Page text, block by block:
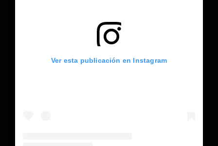
Ver esta publicación en Instagram